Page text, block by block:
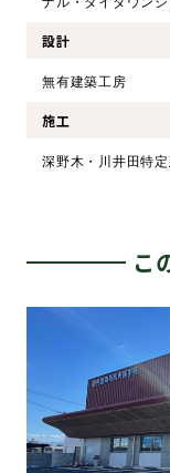
設計
無有建築工房
施工
深野木・川井田特
こ